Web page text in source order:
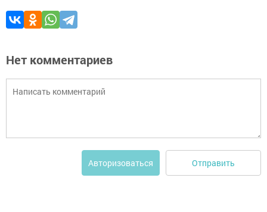
Нет комментариев
Авторизоваться Отправить